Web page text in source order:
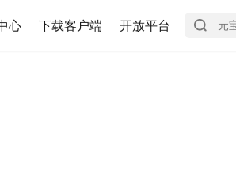
心 下载客户端 开放平台